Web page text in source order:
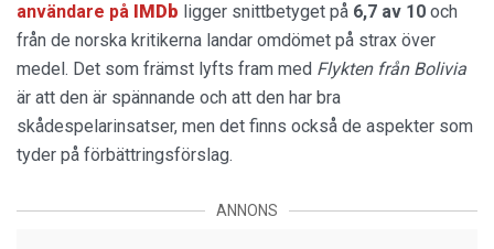
användare på
IMDb ligger snittbetyget på 6,7 av 10 och
från de norska kritikerna landar omdömet på strax över
medel. Det som främst lyfts fram med Flykten från Bolivia
är att den är spännande och att den har bra
skådespelarinsatser, men det finns också de aspekter som
tyder på förbättringsförslag.
ANNONS